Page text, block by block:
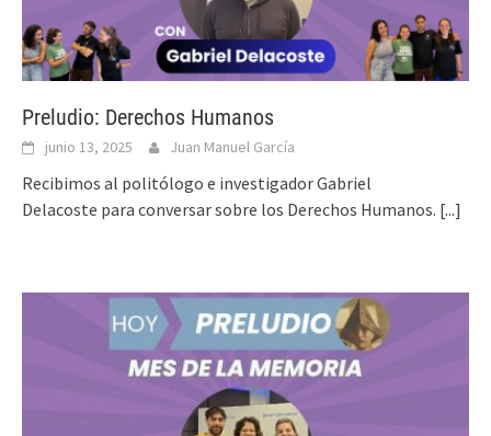
Preludio: Derechos Humanos
junio 13, 2025 Juan Manuel García
Recibimos al politólogo e investigador Gabriel
Delacoste para conversar sobre los Derechos Humanos. [...]